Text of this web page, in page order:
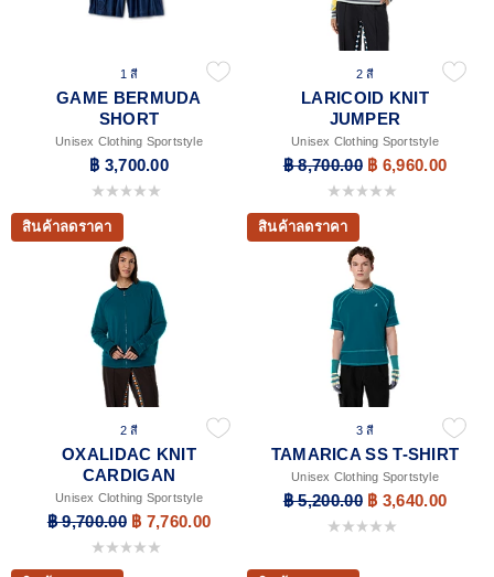
1 สี
GAME BERMUDA
SHORT
Unisex Clothing Sportstyle
฿ 3,700.00
0.0 จาก 5 ดาว
2 สี
LARICOID KNIT
JUMPER
Unisex Clothing Sportstyle
฿ 8,700.00 ฿ 6,960.00
0.0 จาก 5 ดาว
สินค้าลดราคา
2 สี
OXALIDAC KNIT
CARDIGAN
Unisex Clothing Sportstyle
฿ 9,700.00 ฿ 7,760.00
0.0 จาก 5 ดาว
สินค้าลดราคา
3 สี
TAMARICA SS T-SHIRT
Unisex Clothing Sportstyle
฿ 5,200.00 ฿ 3,640.00
0.0 จาก 5 ดาว